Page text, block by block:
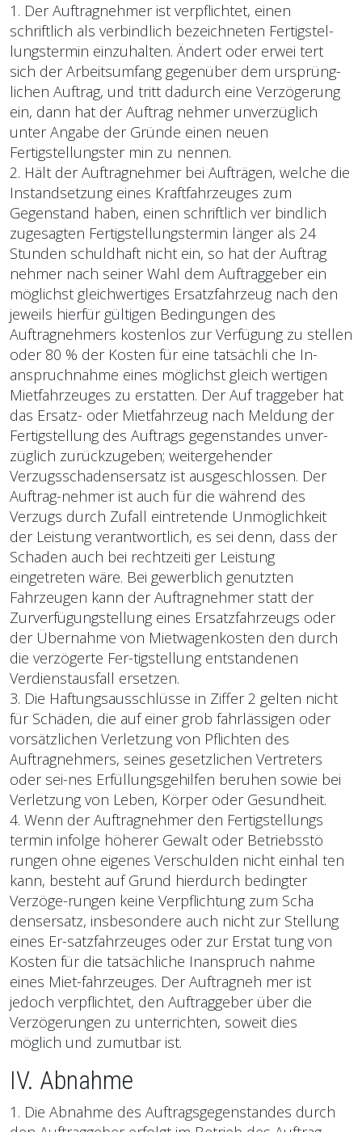
1. Der Auftragnehmer ist verpflichtet, einen
schriftlich als verbindlich bezeichneten Fertigstel-
lungstermin einzuhalten. Ändert oder erwei tert
sich der Arbeitsumfang gegenüber dem ursprüng-
lichen Auftrag, und tritt dadurch eine Verzögerung
ein, dann hat der Auftrag nehmer unverzüglich
unter Angabe der Gründe einen neuen
Fertigstellungster min zu nennen.
2. Hält der Auftragnehmer bei Aufträgen, welche die
Instandsetzung eines Kraftfahrzeuges zum
Gegenstand haben, einen schriftlich ver bindlich
zugesagten Fertigstellungstermin länger als 24
Stunden schuldhaft nicht ein, so hat der Auftrag
nehmer nach seiner Wahl dem Auftraggeber ein
möglichst gleichwertiges Ersatzfahrzeug nach den
jeweils hierfür gültigen Bedingungen des
Auftragnehmers kostenlos zur Verfügung zu stellen
oder 80 % der Kosten für eine tatsächli che In-
anspruchnahme eines möglichst gleich wertigen
Mietfahrzeuges zu erstatten. Der Auf traggeber hat
das Ersatz- oder Mietfahrzeug nach Meldung der
Fertigstellung des Auftrags gegenstandes unver-
züglich zurückzugeben; weitergehender
Verzugsschadensersatz ist ausgeschlossen. Der
Auftrag-nehmer ist auch für die während des
Verzugs durch Zufall eintretende Unmöglichkeit
der Leistung verantwortlich, es sei denn, dass der
Schaden auch bei rechtzeiti ger Leistung
eingetreten wäre. Bei gewerblich genutzten
Fahrzeugen kann der Auftragnehmer statt der
Zurverfügungstellung eines Ersatzfahrzeugs oder
der Übernahme von Mietwagenkosten den durch
die verzögerte Fer-tigstellung entstandenen
Verdienstausfall ersetzen.
3. Die Haftungsausschlüsse in Ziffer 2 gelten nicht
für Schäden, die auf einer grob fahrlässigen oder
vorsätzlichen Verletzung von Pflichten des
Auftragnehmers, seines gesetzlichen Vertreters
oder sei-nes Erfüllungsgehilfen beruhen sowie bei
Verletzung von Leben, Körper oder Gesundheit.
4. Wenn der Auftragnehmer den Fertigstellungs
termin infolge höherer Gewalt oder Betriebsstö
rungen ohne eigenes Verschulden nicht einhal ten
kann, besteht auf Grund hierdurch bedingter
Verzöge-rungen keine Verpflichtung zum Scha
densersatz, insbesondere auch nicht zur Stellung
eines Er-satzfahrzeuges oder zur Erstat tung von
Kosten für die tatsächliche Inanspruch nahme
eines Miet-fahrzeuges. Der Auftragneh mer ist
jedoch verpflichtet, den Auftraggeber über die
Verzögerungen zu unterrichten, soweit dies
möglich und zumutbar ist.
IV. Abnahme
1. Die Abnahme des Auftragsgegenstandes durch